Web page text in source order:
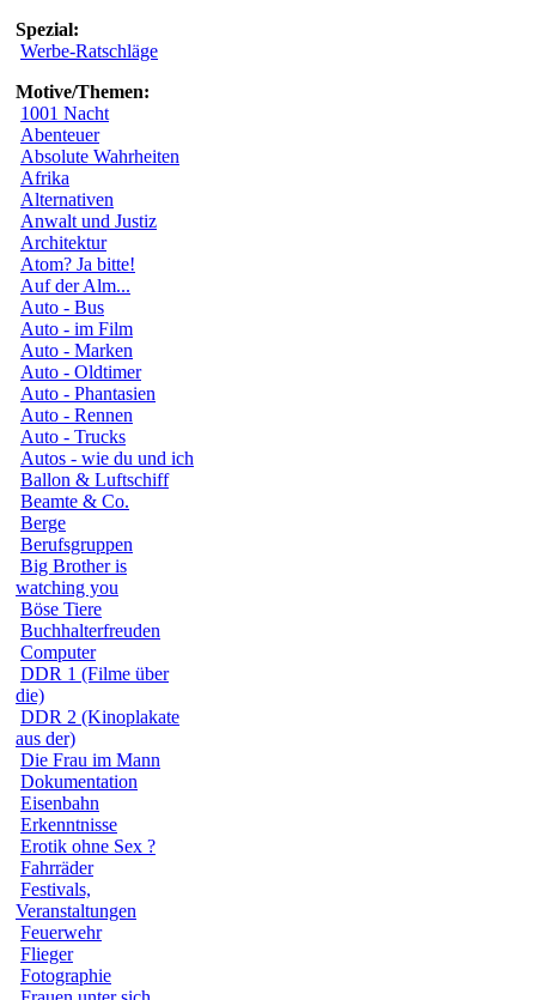
Spezial:
Werbe-Ratschläge
Motive/Themen:
1001 Nacht
Abenteuer
Absolute Wahrheiten
Afrika
Alternativen
Anwalt und Justiz
Architektur
Atom? Ja bitte!
Auf der Alm...
Auto - Bus
Auto - im Film
Auto - Marken
Auto - Oldtimer
Auto - Phantasien
Auto - Rennen
Auto - Trucks
Autos - wie du und ich
Ballon & Luftschiff
Beamte & Co.
Berge
Berufsgruppen
Big Brother is
watching you
Böse Tiere
Buchhalterfreuden
Computer
DDR 1 (Filme über
die)
DDR 2 (Kinoplakate
aus der)
Die Frau im Mann
Dokumentation
Eisenbahn
Erkenntnisse
Erotik ohne Sex ?
Fahrräder
Festivals,
Veranstaltungen
Feuerwehr
Flieger
Fotographie